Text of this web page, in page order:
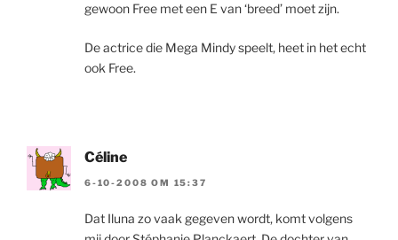
gewoon Free met een E van ‘breed’ moet zijn.
De actrice die Mega Mindy speelt, heet in het echt
ook Free.
Céline
6-10-2008 OM 15:37
Dat Iluna zo vaak gegeven wordt, komt volgens